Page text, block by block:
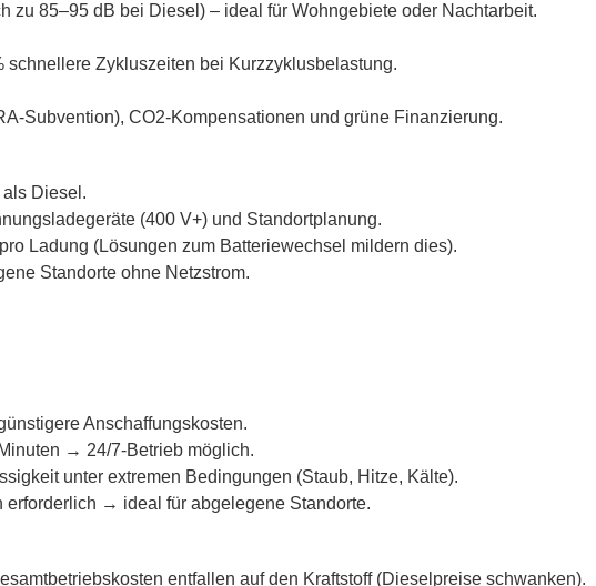
zu 85–95 dB bei Diesel) – ideal für Wohngebiete oder Nachtarbeit.
Zykluszeiten bei Kurzzyklusbelastung.
Subvention), CO2-Kompensationen und grüne Finanzierung.
Diesel.
(400 V+) und Standortplanung.
Ladung (Lösungen zum Batteriewechsel mildern dies).
Standorte ohne Netzstrom.
Anschaffungskosten.
→ 24/7-Betrieb möglich.
unter extremen Bedingungen (Staub, Hitze, Kälte).
erforderlich → ideal für abgelegene Standorte.
entfallen auf den Kraftstoff (Dieselpreise schwanken).